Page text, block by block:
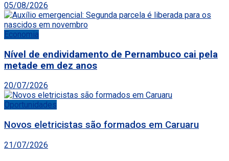
05/08/2026
Economia
Nível de endividamento de Pernambuco cai pela
metade em dez anos
20/07/2026
Oportunidades
Novos eletricistas são formados em Caruaru
21/07/2026